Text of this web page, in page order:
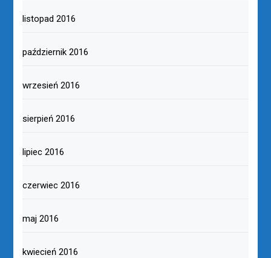
listopad 2016
październik 2016
wrzesień 2016
sierpień 2016
lipiec 2016
czerwiec 2016
maj 2016
kwiecień 2016